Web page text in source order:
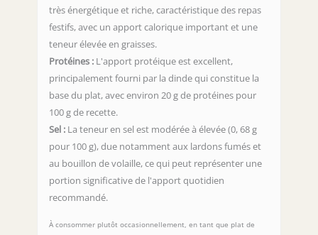
très énergétique et riche, caractéristique des repas
festifs, avec un apport calorique important et une
teneur élevée en graisses.
Protéines : L'apport protéique est excellent,
principalement fourni par la dinde qui constitue la
base du plat, avec environ 20 g de protéines pour
100 g de recette.
Sel : La teneur en sel est modérée à élevée (0, 68 g
pour 100 g), due notamment aux lardons fumés et
au bouillon de volaille, ce qui peut représenter une
portion significative de l'apport quotidien
recommandé.
À consommer plutôt occasionnellement, en tant que plat de